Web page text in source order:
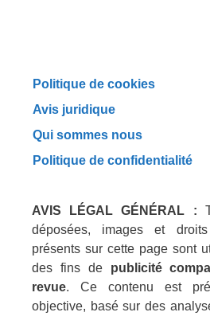
Politique de cookies
Avis juridique
Qui sommes nous
Politique de confidentialité
AVIS LÉGAL GÉNÉRAL :
déposées, images et
présents sur cette page sont
des fins de publicité
revue. Ce contenu est
objective, basé sur des